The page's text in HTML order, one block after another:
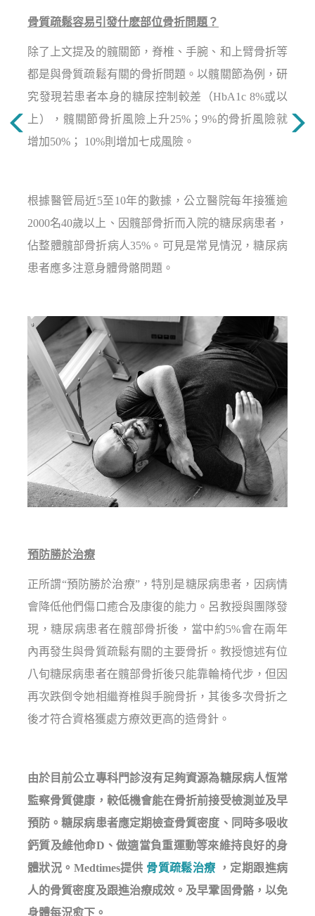
骨質疏鬆容易引發什麽部位骨折問題？
除了上文提及的髖關節，脊椎、手腕、和上臂骨折等
都是與骨質疏鬆有關的骨折問題。以髖關節為例，研
究發現若患者本身的糖尿控制較差（HbA1c 8%或以
上），髖關節骨折風險上升25%；9%的骨折風險就
增加50%； 10%則增加七成風險。
根據醫管局近5至10年的數據，公立醫院每年接獲逾
2000名40歲以上、因髖部骨折而入院的糖尿病患者，
佔整體髖部骨折病人35%。可見是常見情況，糖尿病
患者應多注意身體骨骼問題。
預防勝於治療
正所謂“預防勝於治療”，特別是糖尿病患者，因病情
會降低他們傷口癒合及康復的能力。呂教授與團隊發
現，糖尿病患者在髖部骨折後，當中約5%會在兩年
內再發生與骨質疏鬆有關的主要骨折。教授憶述有位
八旬糖尿病患者在髖部骨折後只能靠輪椅代步，但因
再次跌倒令她相繼脊椎與手腕骨折，其後多次骨折之
後才符合資格獲處方療效更高的造骨針。
由於目前公立專科門診沒有足夠資源為糖尿病人恆常
監察骨質健康，較低機會能在骨折前接受檢測並及早
預防。糖尿病患者應定期檢查骨質密度、同時多吸收
鈣質及維他命D、做適當負重運動等來維持良好的身
體狀況。Medtimes提供 骨質疏鬆治療 ，定期跟進病
人的骨質密度及跟進治療成效。及早鞏固骨骼，以免
身體每況愈下。